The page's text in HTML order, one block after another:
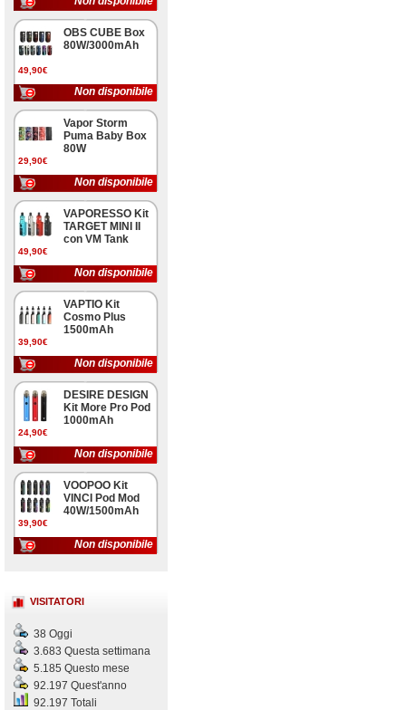
49,90€
OBS CUBE Box
80W/3000mAh
Non disponibile
29,90€
Vapor Storm
Puma Baby Box
80W
Non disponibile
49,90€
VAPORESSO Kit
TARGET MINI II
con VM Tank
Non disponibile
39,90€
VAPTIO Kit
Cosmo Plus
1500mAh
Non disponibile
24,90€
DESIRE DESIGN
Kit More Pro Pod
1000mAh
Non disponibile
39,90€
VOOPOO Kit
VINCI Pod Mod
40W/1500mAh
Non disponibile
VISITATORI
38 Oggi
3.683 Questa settimana
5.185 Questo mese
92.197 Quest'anno
92.197 Totali